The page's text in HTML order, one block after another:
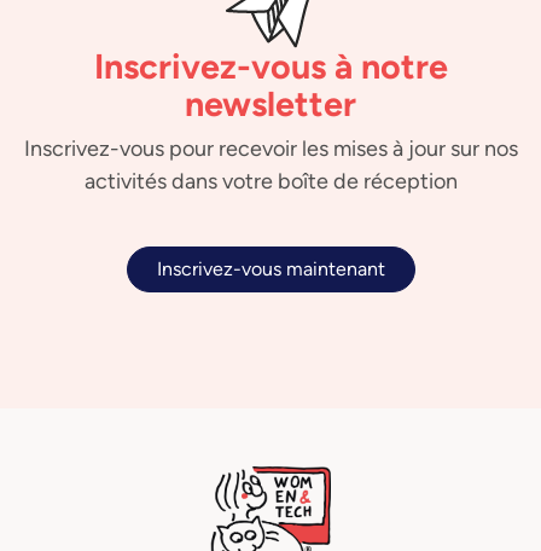
Inscrivez-vous à notre
newsletter
Inscrivez-vous pour recevoir les mises à jour sur nos
activités dans votre boîte de réception
Inscrivez-vous maintenant